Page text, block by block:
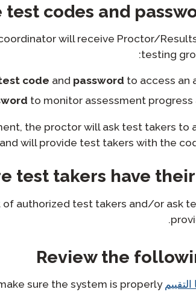
test codes and
will receive Proctor/
testing
code and password to access an
to monitor assessment progress
the proctor will ask test takers to
and will provide test takers with the
test takers have
of authorized test takers and/or ask
Review the
sure the system is properly